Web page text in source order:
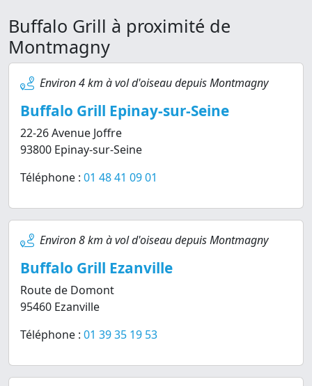
Buffalo Grill à proximité de
Montmagny
Environ 4 km à vol d'oiseau depuis Montmagny
Buffalo Grill Epinay-sur-Seine
22-26 Avenue Joffre
93800 Epinay-sur-Seine
Téléphone : 01 48 41 09 01
Environ 8 km à vol d'oiseau depuis Montmagny
Buffalo Grill Ezanville
Route de Domont
95460 Ezanville
Téléphone : 01 39 35 19 53